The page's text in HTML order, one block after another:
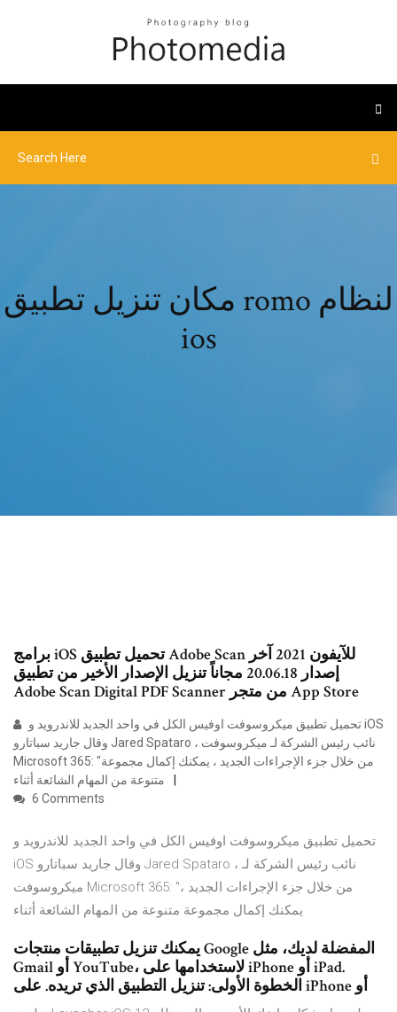
مكان تنزيل تطبيق romo لنظام
ios
برامج iOS تحميل تطبيق Adobe Scan للآيفون 2021 آخر
إصدار 20.06.18 مجاناً تنزيل الإصدار الأخير من تطبيق
Adobe Scan Digital PDF Scanner من متجر App Store
وقال جاريد سباتارو Jared Spataro ، نائب رئيس الشركة لـ ميكروسوفت
Microsoft 365: "من خلال جزء الإجراءات الجديد ، يمكنك إكمال مجموعة
متنوعة من المهام الشائعة أثناء
6 Comments
تحميل تطبيق ميكروسوفت اوفيس الكل في واحد الجديد للاندرويد و
iOS وقال جاريد سباتارو Jared Spataro ، نائب رئيس الشركة لـ
ميكروسوفت Microsoft 365: "من خلال جزء الإجراءات الجديد ،
يمكنك إكمال مجموعة متنوعة من المهام الشائعة أثناء
يمكنك تنزيل تطبيقات منتجات Google المفضلة لديك، مثل
Gmail أو YouTube، لاستخدامها على iPhone أو iPad.